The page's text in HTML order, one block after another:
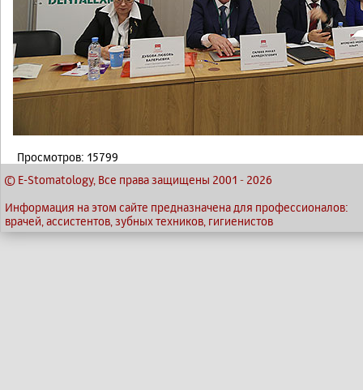
Просмотров: 15799
© E-Stomatology, Все права защищены 2001 - 2026
Информация на этом сайте предназначена для профессионалов:
врачей, ассистентов, зубных техников, гигиенистов